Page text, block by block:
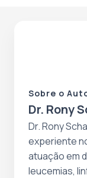
Sobre o
Dr. Rony
Dr. Rony
experiente
atuação em
leucemias,